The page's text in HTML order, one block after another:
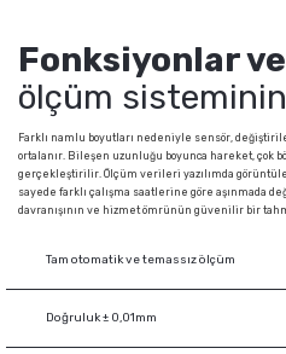
Fonksiyonlar
ölçüm sisteminin
Farklı namlu boyutları nedeniyle sensör,
ortalanır. Bileşen uzunluğu boyunca hareket, çok
gerçekleştirilir. Ölçüm verileri yazılımda
sayede farklı çalışma saatlerine göre aşınmada
davranışının ve hizmet ömrünün güvenilir bir
Tam otomatik ve temassız ölçüm
Doğruluk ± 0,01mm